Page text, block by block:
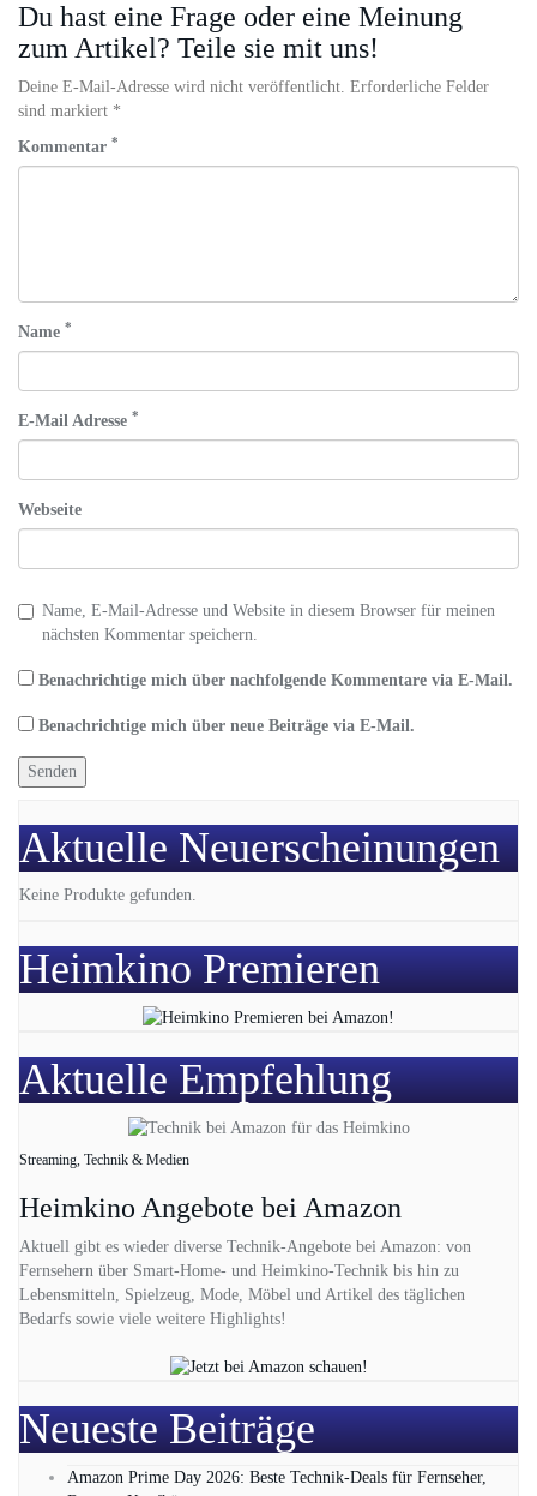
Du hast eine Frage oder eine Meinung
zum Artikel? Teile sie mit uns!
Deine E-Mail-Adresse wird nicht veröffentlicht. Erforderliche Felder
sind markiert *
Kommentar *
Name *
E-Mail Adresse *
Webseite
Name, E-Mail-Adresse und Website in diesem Browser für meinen
nächsten Kommentar speichern.
Benachrichtige mich über nachfolgende Kommentare via E-Mail.
Benachrichtige mich über neue Beiträge via E-Mail.
Aktuelle Neuerscheinungen
Keine Produkte gefunden.
Heimkino Premieren
Aktuelle Empfehlung
Streaming, Technik & Medien
Heimkino Angebote bei Amazon
Aktuell gibt es wieder diverse Technik-Angebote bei Amazon: von
Fernsehern über Smart-Home- und Heimkino-Technik bis hin zu
Lebensmitteln, Spielzeug, Mode, Möbel und Artikel des täglichen
Bedarfs sowie viele weitere Highlights!
Neueste Beiträge
Amazon Prime Day 2026: Beste Technik-Deals für Fernseher,